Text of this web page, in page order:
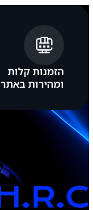
הזמנות קלות
ומהירות באתר